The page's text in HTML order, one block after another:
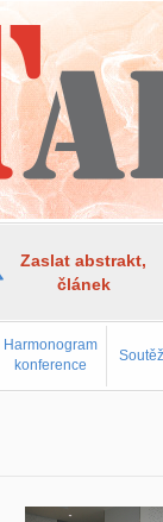
Zaslat abstrakt,
článek
Harmonogram
konference